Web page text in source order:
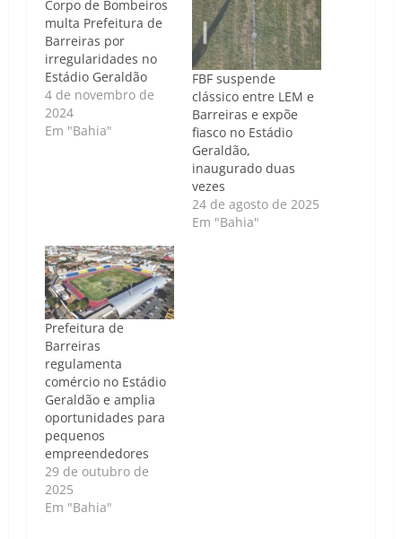
Corpo de Bombeiros
multa Prefeitura de
Barreiras por
irregularidades no
Estádio Geraldão
4 de novembro de
2024
Em "Bahia"
FBF suspende
clássico entre LEM e
Barreiras e expõe
fiasco no Estádio
Geraldão,
inaugurado duas
vezes
24 de agosto de 2025
Em "Bahia"
Prefeitura de
Barreiras
regulamenta
comércio no Estádio
Geraldão e amplia
oportunidades para
pequenos
empreendedores
29 de outubro de
2025
Em "Bahia"